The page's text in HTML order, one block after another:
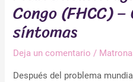
Congo (FHCC)
síntomas
Deja un comentario /
Después del problema